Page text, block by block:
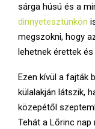
sárga húsú és a
dinnyetesztünkön
megszokni, hogy
lehetnek érettek és
Ezen kívül a fajták
külalakján látszik,
közepétől
Tehát a Lőrinc nap